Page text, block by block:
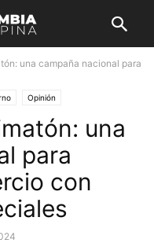
una campaña nacional para
Opinión
una
para
con